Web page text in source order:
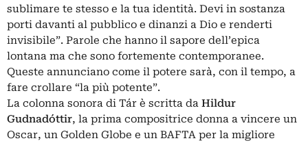
sublimare te stesso e la tua identità. Devi in sostanza
porti davanti al pubblico e dinanzi a Dio e renderti
invisibile”. Parole che hanno il sapore dell’epica
lontana ma che sono fortemente contemporanee.
Queste annunciano come il potere sarà, con il tempo, a
fare crollare “la più potente”.
La colonna sonora di Tár è scritta da Hildur
Gudnadóttir, la prima compositrice donna a vincere un
Oscar, un Golden Globe e un BAFTA per la migliore